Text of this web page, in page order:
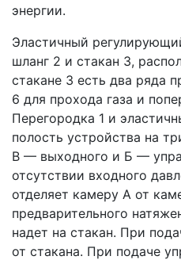
энергии.
Эластичный
шланг 2 и стакан 3,
стакане 3 есть два ряда
6 для прохода газа и
Перегородка 1 и
полость устройства на
В — выходного и Б —
отсутствии входного
отделяет камеру А от
предварительного
надет на стакан. При
от стакана. При подаче